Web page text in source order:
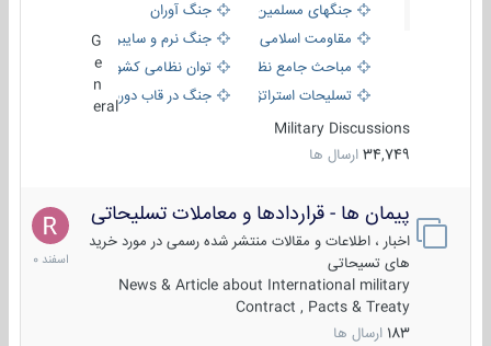
جنگهای مسلمین
جنگ آوران
مقاومت اسلامی
جنگ نرم و سایبری
مباحث جامع نظامی
توان نظامی کشورها
تسلیحات استراتژیک
جنگ در قاب دوربین
eral
Military Discussions
34,749 ارسال ها
پیمان ها - قراردادها و معاملات تسلیحاتی
اخبار ، اطلاعات و مقالات منتشر شده رسمی در مورد خرید
های تسیحاتی
News & Article about International military
Contract , Pacts & Treaty
183 ارسال ها
7
اسفند
1400